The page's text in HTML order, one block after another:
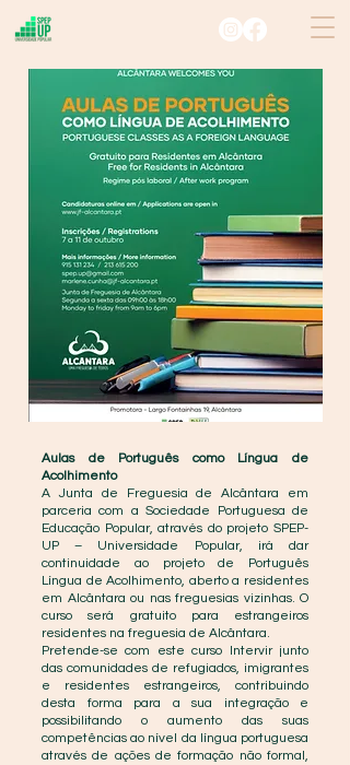
Aulas de Português como Língua de
Acolhimento
A Junta de Freguesia de Alcântara em
parceria com a Sociedade Portuguesa de
Educação Popular, através do projeto SPEP-
UP – Universidade Popular, irá dar
continuidade ao projeto de Português
Língua de Acolhimento, aberto a residentes
em Alcântara ou nas freguesias vizinhas. O
curso será gratuito para estrangeiros
residentes na freguesia de Alcântara.
Pretende-se com este curso Intervir junto
das comunidades de refugiados, imigrantes
e residentes estrangeiros, contribuindo
desta forma para a sua integração e
possibilitando o aumento das suas
competências ao nível da língua portuguesa
através de ações de formação não formal,